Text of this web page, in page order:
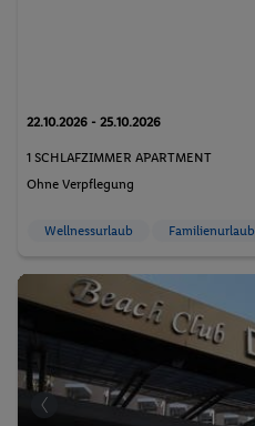
22.10.2026 - 25.10.2026
1 SCHLAFZIMMER APARTMENT
Ohne Verpflegung
Wellnessurlaub Familienurlaub